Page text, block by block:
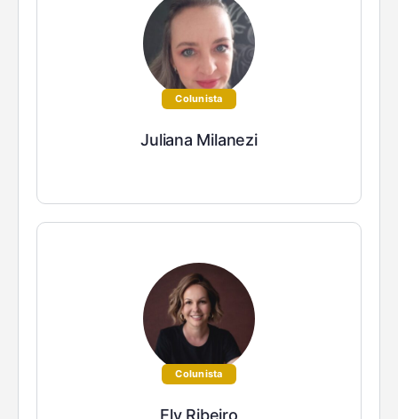
Colunista
Juliana Milanezi
Colunista
Ely Ribeiro